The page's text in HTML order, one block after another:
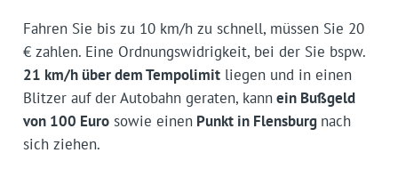
Fahren Sie bis zu 10 km/h zu schnell, müssen Sie 20
€ zahlen. Eine Ordnungswidrigkeit, bei der Sie bspw.
21 km/h über dem Tempolimitliegen und in einen
Blitzer auf der Autobahn geraten, kannein Bußgeld
von 100 Eurosowie einenPunkt in Flensburg nach
sich ziehen.